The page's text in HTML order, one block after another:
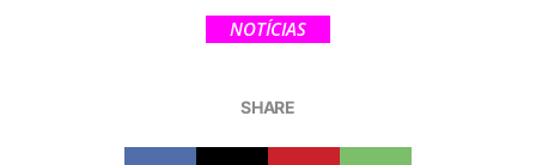
NOTÍCIAS
SHARE